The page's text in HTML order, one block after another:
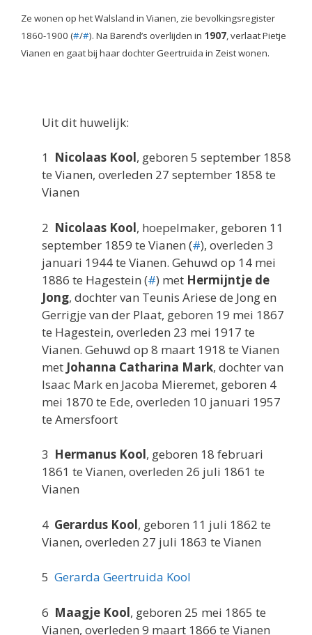
Ze wonen op het Walsland in Vianen, zie bevolkingsregister
1860-1900 (#/#). Na Barend’s overlijden in 1907 , verlaat Pietje
Vianen en gaat bij haar dochter Geertruida in Zeist wonen.
Uit dit huwelijk:
1 Nicolaas Kool, geboren 5 september 1858
te Vianen, overleden 27 september 1858 te
Vianen
2 Nicolaas Kool, hoepelmaker, geboren 11
september 1859 te Vianen (#), overleden 3
januari 1944 te Vianen. Gehuwd op 14 mei
1886 te Hagestein (#) met Hermijntje de
Jong, dochter van Teunis Ariese de Jong en
Gerrigje van der Plaat, geboren 19 mei 1867
te Hagestein, overleden 23 mei 1917 te
Vianen. Gehuwd op 8 maart 1918 te Vianen
met Johanna Catharina Mark, dochter van
Isaac Mark en Jacoba Mieremet, geboren 4
mei 1870 te Ede, overleden 10 januari 1957
te Amersfoort
3 Hermanus Kool, geboren 18 februari
1861 te Vianen, overleden 26 juli 1861 te
Vianen
4 Gerardus Kool, geboren 11 juli 1862 te
Vianen, overleden 27 juli 1863 te Vianen
5 Gerarda Geertruida Kool
6 Maagje Kool, geboren 25 mei 1865 te
Vianen, overleden 9 maart 1866 te Vianen